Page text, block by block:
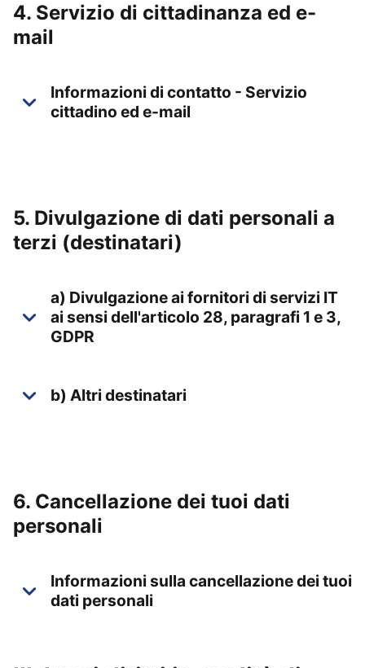
4. Servizio di cittadinanza ed e-
mail
Informazioni di contatto - Servizio
cittadino ed e-mail
5. Divulgazione di dati personali a
terzi (destinatari)
a) Divulgazione ai fornitori di servizi IT
ai sensi dell'articolo 28, paragrafi 1 e 3,
GDPR
b) Altri destinatari
6. Cancellazione dei tuoi dati
personali
Informazioni sulla cancellazione dei tuoi
dati personali